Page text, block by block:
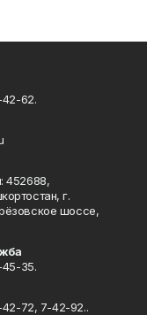
42-62.
452688,
г.
шоссе,
45-35.
72, 7-42-92..